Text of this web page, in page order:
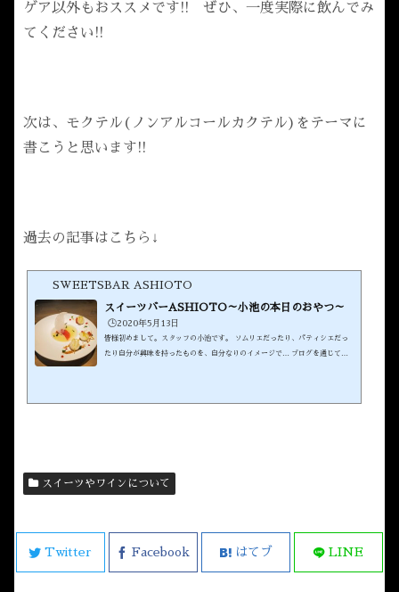
ゲア以外もおススメです!! ぜひ、一度実際に飲んでみ
てください!!
次は、 モクテル(ノンアルコールカクテル) をテーマに
書こうと思います!!
過去の記事はこちら↓
SWEETSBAR ASHIOTO
スイーツバーASHIOTO～小池の本日のおやつ～
🕒️2020年5月13日
皆様初めまして。スタッフの小池です。 ソムリエだったり、パティシエだっ
たり自分が興味を持ったものを、自分なりのイメージで… ブログを通じて皆
スイーツやワインについて
Twitter Facebook はてブ LINE